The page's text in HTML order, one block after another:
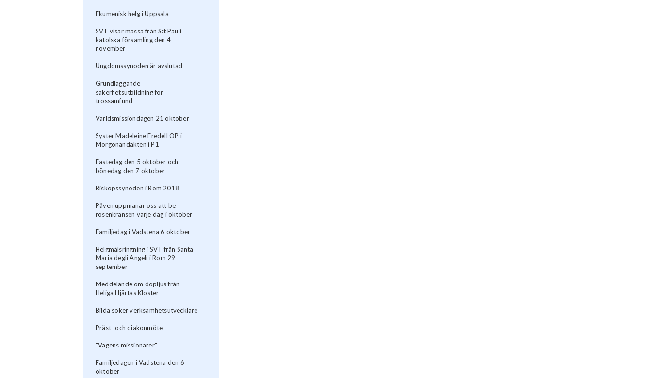
Ekumenisk helg i Uppsala
SVT visar mässa från S:t Pauli
katolska församling den 4
november
Ungdomssynoden är avslutad
Grundläggande
säkerhetsutbildning för
trossamfund
Världsmissiondagen 21 oktober
Syster Madeleine Fredell OP i
Morgonandakten i P1
Fastedag den 5 oktober och
bönedag den 7 oktober
Biskopssynoden i Rom 2018
Påven uppmanar oss att be
rosenkransen varje dag i oktober
Familjedag i Vadstena 6 oktober
Helgmålsringning i SVT från Santa
Maria degli Angeli i Rom 29
september
Meddelande om dopljus från
Heliga Hjärtas Kloster
Bilda söker verksamhetsutvecklare
Präst- och diakonmöte
"Vägens missionärer"
Familjedagen i Vadstena den 6
oktober